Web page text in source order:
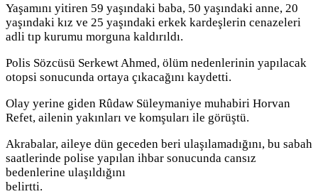
Yaşamını yitiren 59 yaşındaki baba, 50 yaşındaki anne, 20
yaşındaki kız ve 25 yaşındaki erkek kardeşlerin cenazeleri
adli tıp kurumu morguna kaldırıldı.
Polis Sözcüsü Serkewt Ahmed, ölüm nedenlerinin yapılacak
otopsi sonucunda ortaya çıkacağını kaydetti.
Olay yerine giden Rûdaw Süleymaniye muhabiri Horvan
Refet, ailenin yakınları ve komşuları ile görüştü.
Akrabalar, aileye dün geceden beri ulaşılamadığını, bu sabah
saatlerinde polise yapılan ihbar sonucunda cansız
bedenlerine ulaşıldığını
belirtti.